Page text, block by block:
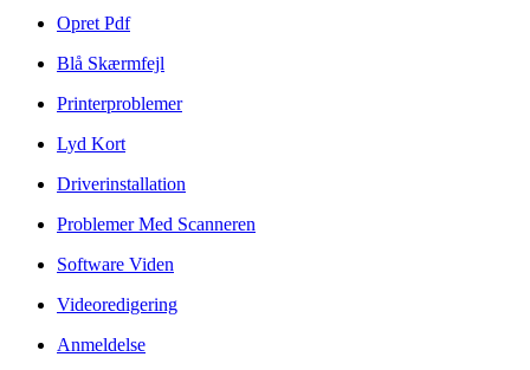
Opret Pdf
Blå Skærmfejl
Printerproblemer
Lyd Kort
Driverinstallation
Problemer Med Scanneren
Software Viden
Videoredigering
Anmeldelse